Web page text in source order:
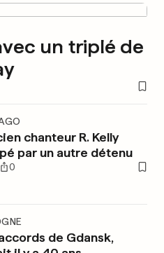
un triplé de
chanteur R. Kelly
par un autre détenu
0
de Gdansk,